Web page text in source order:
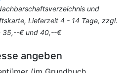
und
Lieferzeit 4 - 14 Tage, zzgl.
35,--€ und 40,--€
angeben